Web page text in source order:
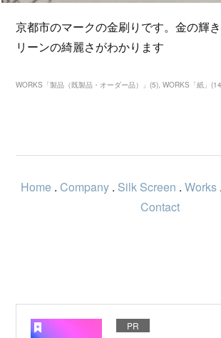
京都市のマークの金刷りです。金の輝
リーンの綺麗さがわかります
WORKS「製品（既製品・オーダー品）」(5) WORKS「紙」(
Home . Company. Silk Screen . Works.
Contact
PR